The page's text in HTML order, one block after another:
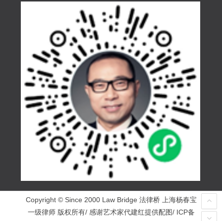
Copyright © Since 2000 Law Bridge 法律桥 上海杨春宝
一级律师 版权所有/ 感谢艺术家代建红提供配图/ ICP备